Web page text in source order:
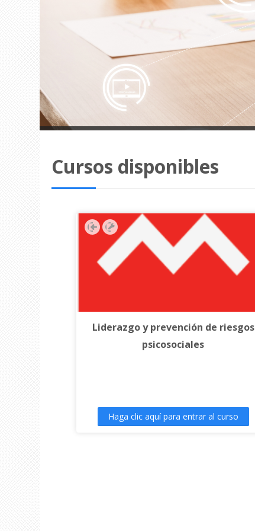
Cursos disponibles
Liderazgo y prevención de riesgos
psicosociales
Haga clic aquí para entrar al curso